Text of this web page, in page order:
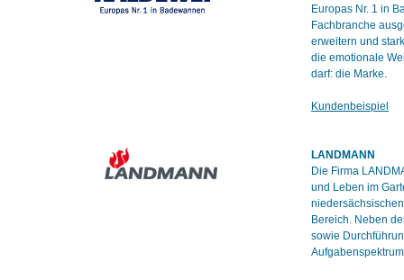
Europas Nr. 1 in
Fachbranche
erweitern und
die emotionale
darf: die Marke.
Kundenbeispiel
LANDMANN
Die Firma
und Leben im
Bereich. Neben
sowie